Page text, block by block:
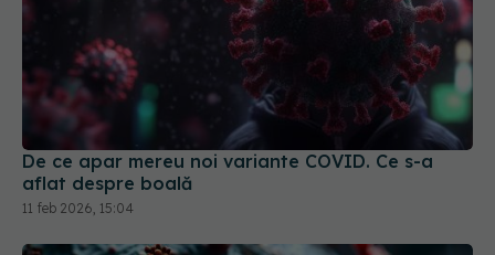
De ce apar mereu noi variante COVID. Ce s-a
aflat despre boală
11 feb 2026, 15:04